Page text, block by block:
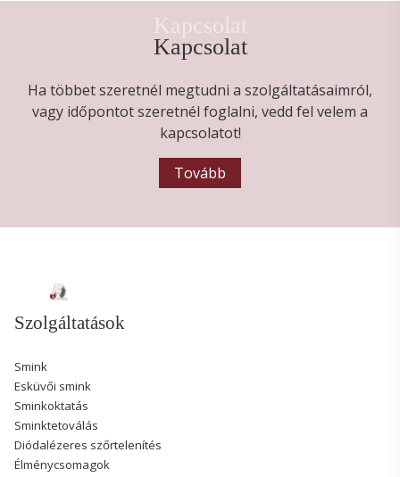
Kapcsolat
Ha többet szeretnél megtudni a szolgáltatásaimról,
vagy időpontot szeretnél foglalni, vedd fel velem a
kapcsolatot!
Tovább
Szolgáltatások
Smink
Esküvői smink
Sminkoktatás
Sminktetoválás
Diódalézeres szőrtelenítés
Élménycsomagok